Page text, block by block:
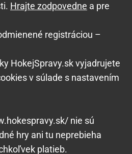
Hrajte zodpovedne a pre
registráciou –
HokejSpravy.sk vyjadrujete
v súlade s nastavením
nie sú
hry ani tu neprebieha
platieb.